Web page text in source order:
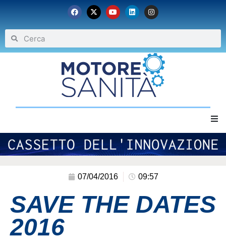
Home
Eventi
Archivio
07/04/2016 09:57
SAVE THE DATES
2016